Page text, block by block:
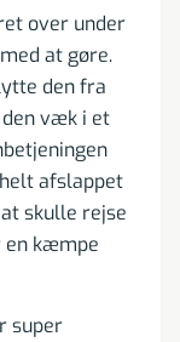
over under
at gøre.
den fra
væk i et
afslappet
skulle rejse
en kæmpe
super